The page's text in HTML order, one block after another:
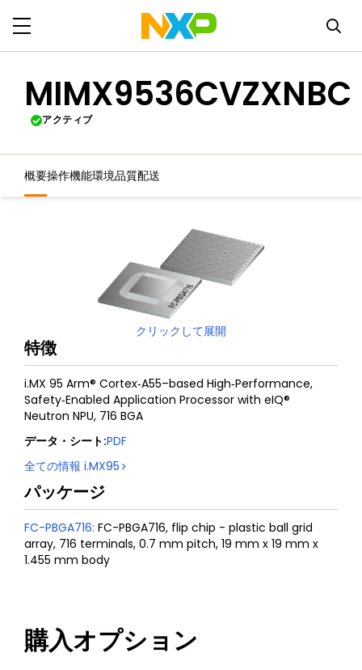
MIMX9536CVZXNBC
アクティブ
概要操作機能環境品質配送
クリックして展開
特徴
i.MX 95 Arm® Cortex‑A55–based High‑Performance,
Safety‑Enabled Application Processor with eIQ®
Neutron NPU, 716 BGA
データ・シート:PDF
全ての情報 i.MX95
パッケージ
FC-PBGA716: FC-PBGA716, flip chip - plastic ball grid
array, 716 terminals, 0.7 mm pitch, 19 mm x 19 mm x
1.455 mm body
購入オプション